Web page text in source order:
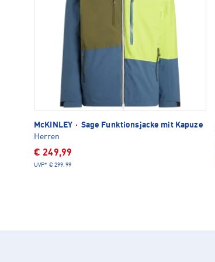
McKINLEY · Sage Funktionsjacke mit Kapuze
Herren
€ 249,99
UVP* € 299,99